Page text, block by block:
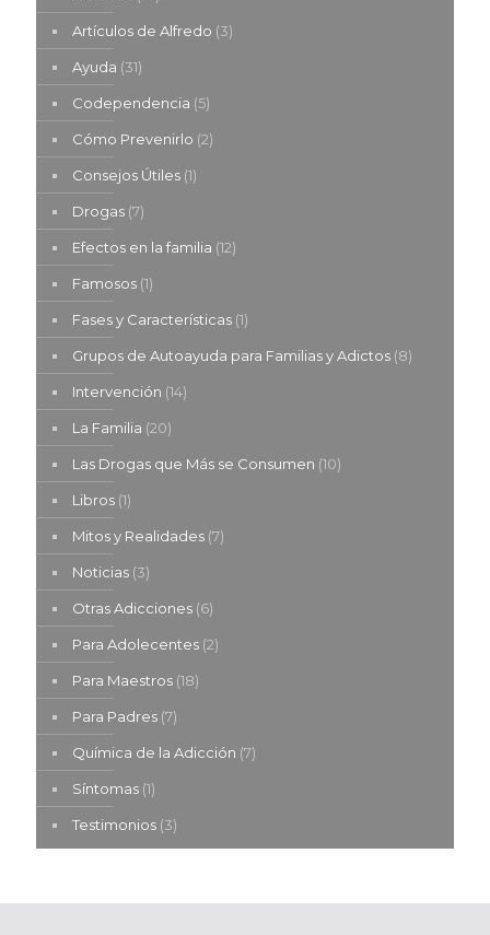
Artículos de Alfredo (3)
Ayuda (31)
Codependencia (5)
Cómo Prevenirlo (2)
Consejos Útiles (1)
Drogas (7)
Efectos en la familia (12)
Famosos (1)
Fases y Características (1)
Grupos de Autoayuda para Familias y Adictos (8)
Intervención (14)
La Familia (20)
Las Drogas que Más se Consumen (10)
Libros (1)
Mitos y Realidades (7)
Noticias (3)
Otras Adicciones (6)
Para Adolecentes (2)
Para Maestros (18)
Para Padres (7)
Química de la Adicción (7)
Síntomas (1)
Testimonios (3)